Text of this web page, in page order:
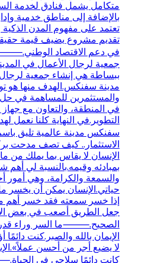
متكامل يشمل فنادق لخدمة
بالإضافة إلى مناطق خدمية
تعتمد على مفهوم المدن الذكية
تقديم مشروع يضيف قيمة
في دعم الاقتصاد
جمعية لرجال الأعمال في
ببساطة هي إنشاء جمعية
مدينة سفنكس.الهدف منها هو
والمستثمرين للمساهمة في حل
في المنطقة، والتعاون مع جهاز
التطوير.في النهاية كلنا نعمل
سفنكس مدينة عالمية تليق
الاستثمار.. كيف تصف مدحت
الإنسان لا يقاس بما يملك
بمبادئه وقيمه.بالنسبة لي
والسمعة والكرامة، وهي أمور
حياتي.الإنسان يمكن أن يخسر
إذا خسر سمعته فقد خسر أهم
جعل الطريق أصعب في بعض
الصحيح.⸻ما السر وراء
الإيمان بالله والصبر.كنت
لا يضيع أجر من أحسن
كانت دائمًا سلاحي في